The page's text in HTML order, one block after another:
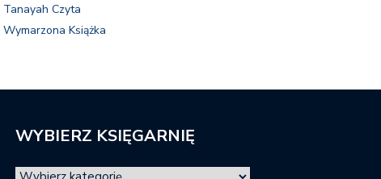
Tanayah Czyta
Wymarzona Książka
WYBIERZ KSIĘGARNIĘ